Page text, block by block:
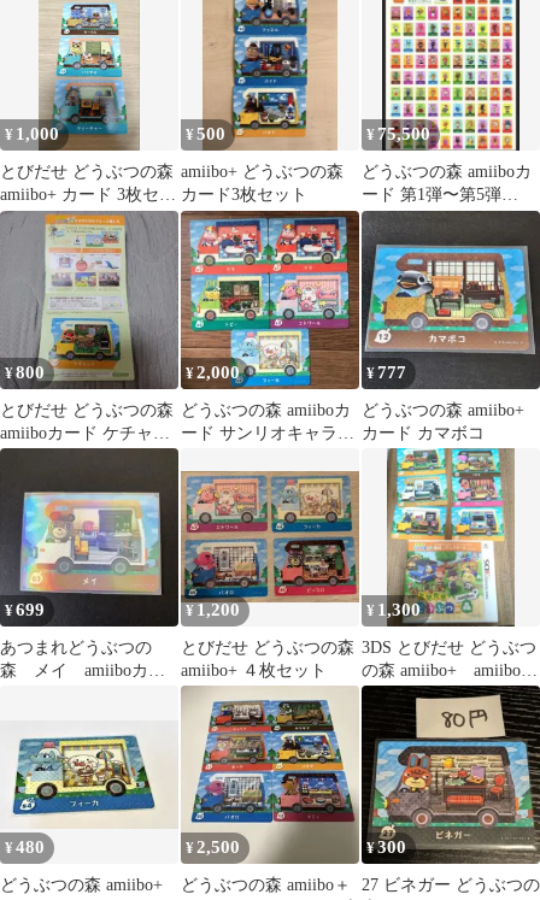
¥ 1,000
とびだせ どうぶつの森
amiibo+ カード 3枚セッ
ト
¥500
amiibo+ どうぶつの森
カード3枚セット
¥ 75,500
どうぶつの森 amiiboカ
ード 第1弾〜第5弾
amiibo+ ほぼコンプ
¥800
とびだせ どうぶつの森
amiiboカード ケチャッ
プ
¥2,000
どうぶつの森 amiiboカ
ード サンリオキャラク
¥777
どうぶつの森 amiibo+
カード カマボコ
¥699
あつまれどうぶつの
森 メイ amiiboカー
¥ 1,200
とびだせ どうぶつの森
amiibo+ ４枚セット
¥ 1,300
3DS とびだせ どうぶつ
の森 amiibo+ amiiboカ
ードセット
¥480
どうぶつの森 amiibo+
¥2,500
どうぶつの森 amiibo＋
¥300
27 ビネガー どうぶつの